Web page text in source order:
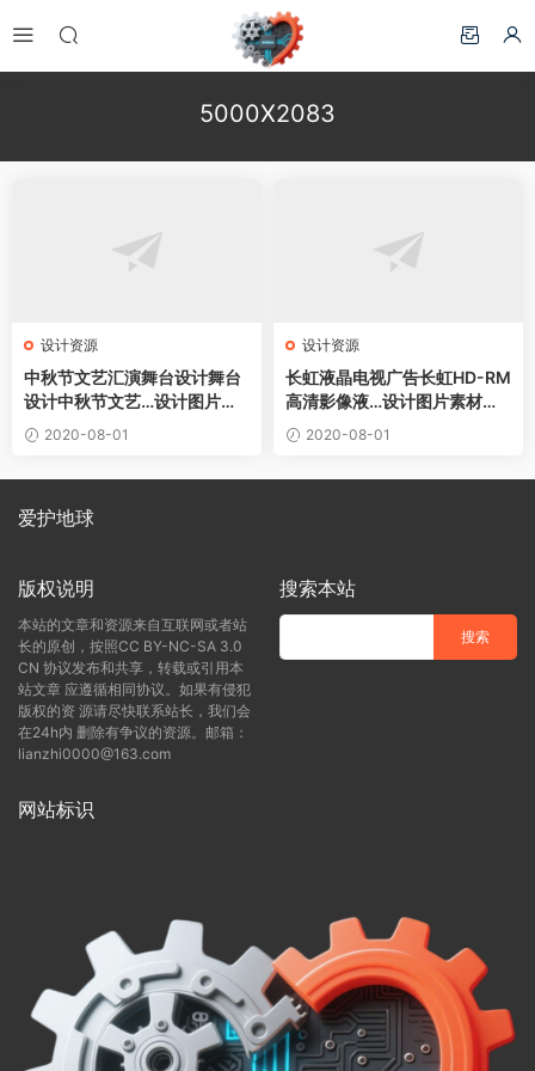
5000X2083
设计资源
中秋节文艺汇演舞台设计舞台
设计中秋节文艺…设计图片素
材下载
2020-08-01
设计资源
长虹液晶电视广告长虹HD-RM
高清影像液…设计图片素材下
载 2020-08-01
爱护地球
版权说明
本站的文章和资源来自互联网或者站
长的原创，按照CC BY-NC-SA 3.0
CN 协议发布和共享，转载或引用本
站文章 应遵循相同协议。如果有侵犯
版权的资 源请尽快联系站长，我们会
在24h内 删除有争议的资源。邮箱：
lianzhi0000@163.com
搜索本站
网站标识